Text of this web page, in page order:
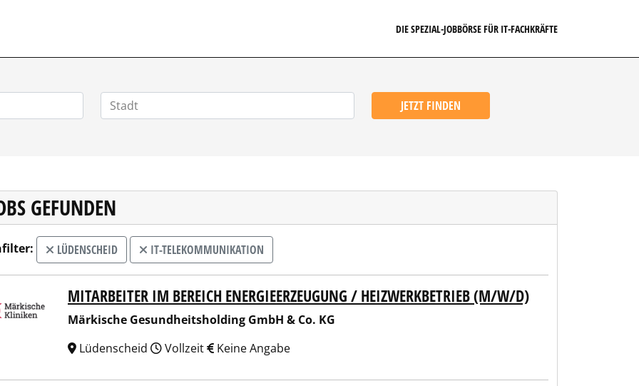
DIE SPEZIAL-JOBBÖRSE FÜR IT-FACHKRÄFTE
JETZT FINDEN
GEFUNDEN
LÜDENSCHEID IT-TELEKOMMUNIKATION
Gesundheitsholding GmbH & Co. KG
MITARBEITER IM BEREICH ENERGIEERZEUGUNG / HEIZWERKBETRIEB (M/W/D)
Märkische Gesundheitsholding GmbH & Co. KG
Lüdenscheid
Vollzeit Keine Angabe